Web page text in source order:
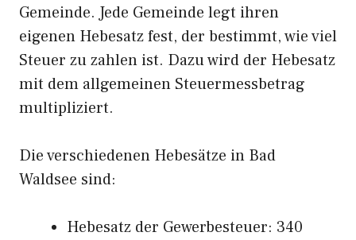
Gemeinde. Jede Gemeinde legt ihren
eigenen Hebesatz fest, der bestimmt, wie viel
Steuer zu zahlen ist. Dazu wird der Hebesatz
mit dem allgemeinen Steuermessbetrag
multipliziert.
Die verschiedenen Hebesätze in Bad
Waldsee sind:
Hebesatz der Gewerbesteuer: 340